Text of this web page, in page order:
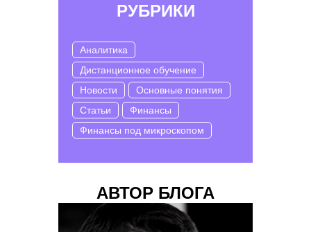
РУБРИКИ
Аналитика
Дистанционное обучение
Новости
Основные понятия
Статьи
Финансы
Финансы под микроскопом
АВТОР БЛОГА